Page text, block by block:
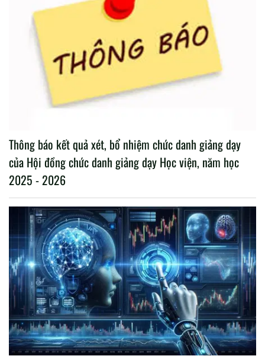
Thông báo kết quả xét, bổ nhiệm chức danh giảng dạy
của Hội đồng chức danh giảng dạy Học viện, năm học
2025 - 2026